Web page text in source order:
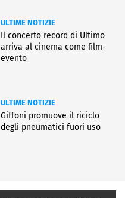
ULTIME NOTIZIE
Il concerto record di Ultimo
arriva al cinema come film-
evento
ULTIME NOTIZIE
Giffoni promuove il riciclo
degli pneumatici fuori uso